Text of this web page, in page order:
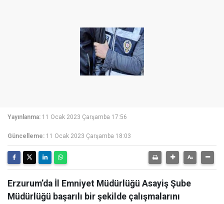
Yayınlanma: 11 Ocak 2023 Çarşamba 17:56
Güncelleme: 11 Ocak 2023 Çarşamba 18:03
Erzurum’da İl Emniyet Müdürlüğü Asayiş Şube
Müdürlüğü başarılı bir şekilde çalışmalarını